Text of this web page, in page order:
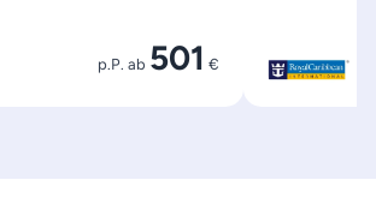
p.P. ab 501 €